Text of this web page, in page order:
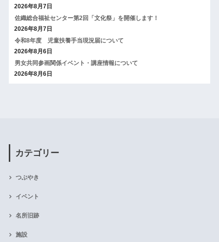
2026年8月7日
佐織総合福祉センター第2回「文化祭」を開催します！
2026年8月7日
令和8年度 児童扶養手当現況届について
2026年8月6日
男女共同参画関係イベント・講座情報について
2026年8月6日
カテゴリー
つぶやき
イベント
名所旧跡
施設